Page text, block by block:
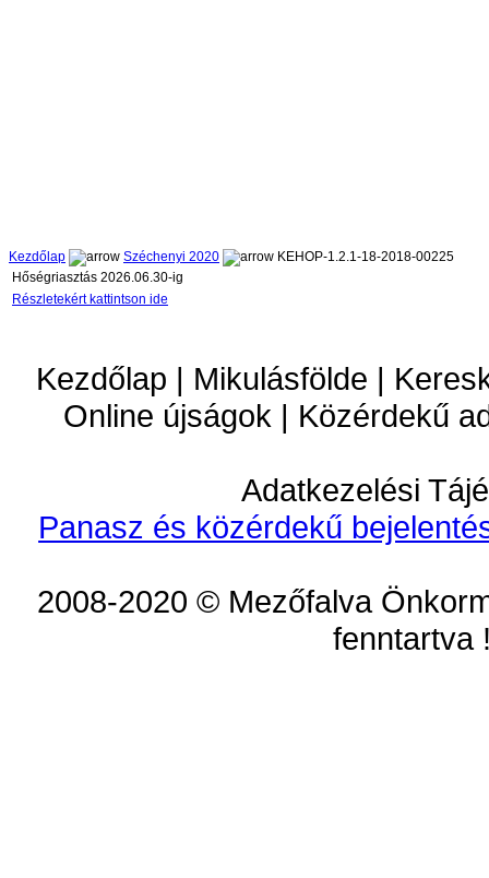
Kezdőlap Széchenyi 2020
KEHOP-1.2.1-18-2018-00225
Hőségriasztás 2026.06.30-ig
Részletekért kattintson ide
Kezdőlap | Mikulásfölde |
Online újságok | Közérdekű
Adatkezelési
Panasz és közérdekű
2008-2020 © Mezőfalva
fenntartva